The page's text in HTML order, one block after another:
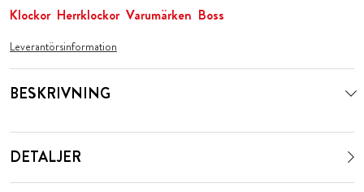
Klockor Herrklockor Varumärken Boss
Leverantörsinformation
BESKRIVNING
DETALJER